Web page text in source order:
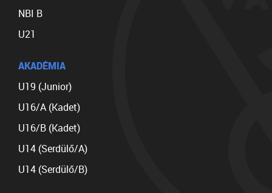
NBI B
U21
AKADÉMIA
U19 (Junior)
U16/A (Kadet)
U16/B (Kadet)
U14 (Serdülő/A)
U14 (Serdülő/B)